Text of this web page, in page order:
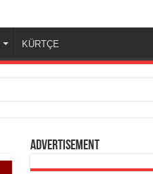
KÜRTÇE
Advertisement